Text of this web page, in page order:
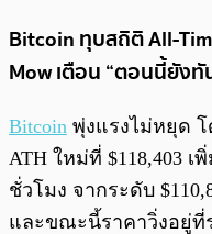
Bitcoin ทุบสถิติ All-
Mow เตือน “ตอนนี้ยัง
Bitcoin พุ่งแรงไม่หยุด
ATH ใหม่ที่ $118,403 เ
ชั่วโมง จากระดับ
และขณะนี้ราคาวิ่งอยู่ที่ร